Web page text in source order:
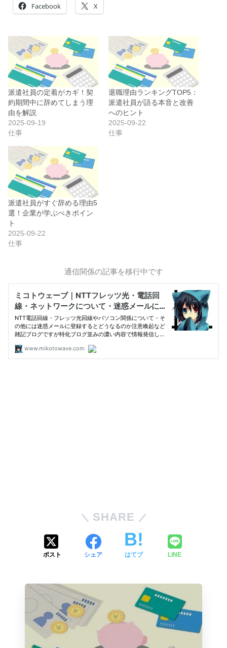
Facebook X
派遣社員の定着がカギ！契
約期間中に辞めてしまう理
由を解説
2025-09-19
仕事
退職理由ランキングTOP5：
派遣社員が語る本音と改善
へのヒント
2025-09-22
仕事
派遣社員がすぐ辞める理由5
選！企業が学ぶべきポイン
ト
2025-09-22
仕事
通信関係の記事を移行中です
SHARE
ポスト シェア はてブ LINE